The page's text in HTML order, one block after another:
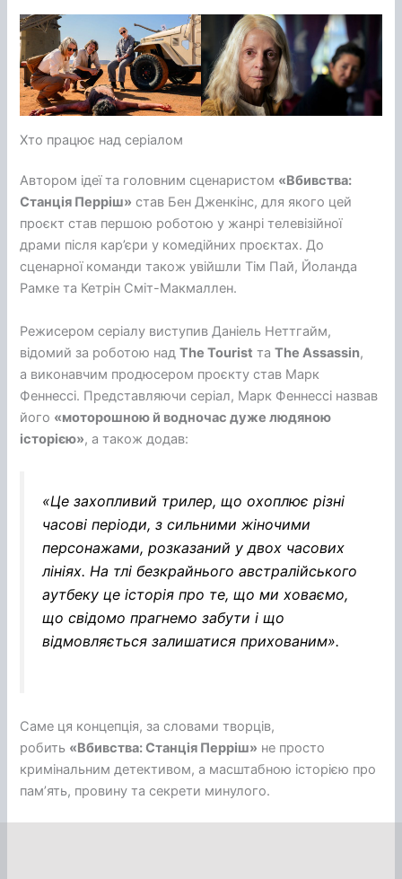
Хто працює над серіалом
Автором ідеї та головним сценаристом «Вбивства:
Станція Перріш» став Бен Дженкінс, для якого цей
проєкт став першою роботою у жанрі телевізійної
драми після кар’єри у комедійних проєктах. До
сценарної команди також увійшли Тім Пай, Йоланда
Рамке та Кетрін Сміт-Макмаллен.
Режисером серіалу виступив Даніель Неттгайм,
відомий за роботою надThe Tourist таThe Assassin,
а виконавчим продюсером проєкту став Марк
Феннессі. Представляючи серіал, Марк Феннессі назвав
його «моторошною й водночас дуже людяною
історією», а також додав:
«Це захопливий трилер, що охоплює різні
часові періоди, з сильними жіночими
персонажами, розказаний у двох часових
лініях. На тлі безкрайнього австралійського
аутбеку це історія про те, що ми ховаємо,
що свідомо прагнемо забути і що
відмовляється залишатися прихованим».
Саме ця концепція, за словами творців,
робить «Вбивства: Станція Перріш» не просто
кримінальним детективом, а масштабною історією про
пам’ять, провину та секрети минулого.